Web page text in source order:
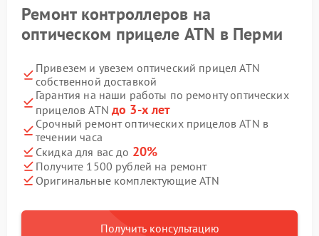
Ремонт контроллеров на
оптическом прицеле ATN в Перми
Привезем и увезем оптический прицел ATN
собственной доставкой
Гарантия на наши работы по ремонту оптических
прицелов ATN до 3-х лет
Срочный ремонт оптических прицелов ATN в
течении часа
Скидка для вас до 20%
Получите 1500 рублей на ремонт
Оригинальные комплектующие ATN
Получить консультацию